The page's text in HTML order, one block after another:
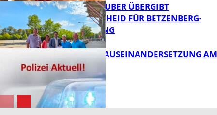
FB Kultur
MINISTER TEUBER ÜBERGIBT
FÖRDERBESCHEID FÜR BETZENBERG-
ENTWICKLUNG
HANDFESTE AUSEINANDERSETZUNG AM
PFAFFPLATZ